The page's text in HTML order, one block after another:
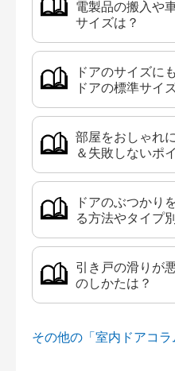
電製品の搬入や
サイズは？
ドアのサイズに
ドアの標準サイ
部屋をおしゃれ
＆失敗しないポ
ドアのぶつか
る方法やタイプ
引き戸の滑りが
のしかたは？
その他の「室内ドアコ